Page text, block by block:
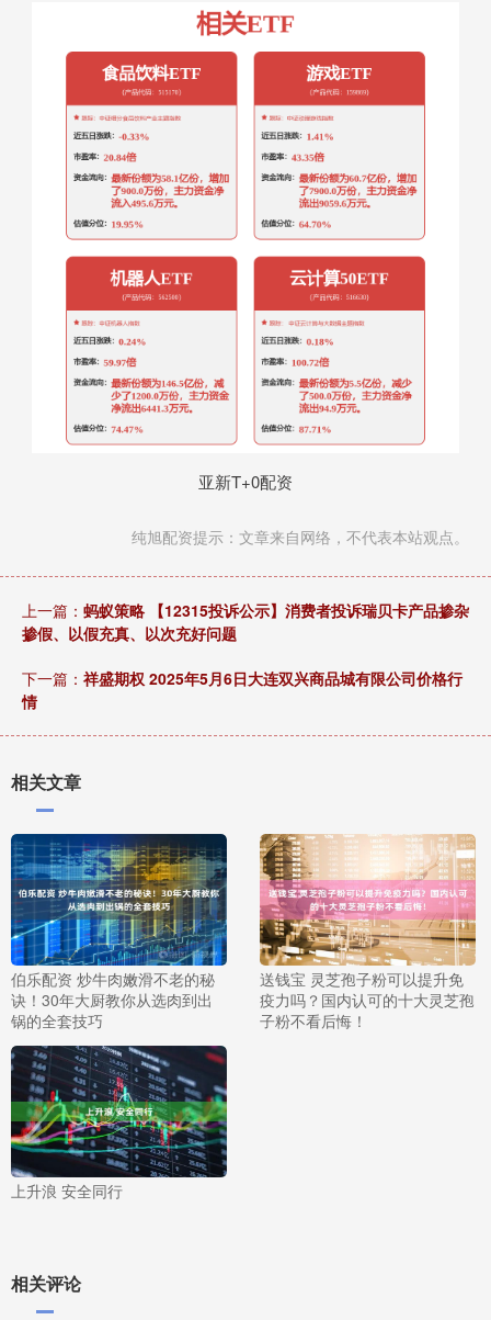
亚新T+0配资
纯旭配资提示：文章来自网络，不代表本站观点。
上一篇： 蚂蚁策略 【12315投诉公示】消费者投诉瑞贝卡产品掺杂
掺假、以假充真、以次充好问题
下一篇： 祥盛期权 2025年5月6日大连双兴商品城有限公司价格行
情
相关文章
伯乐配资 炒牛肉嫩滑不老的秘
诀！30年大厨教你从选肉到出
锅的全套技巧
送钱宝 灵芝孢子粉可以提升免
疫力吗？国内认可的十大灵芝孢
子粉不看后悔！
上升浪 安全同行
相关评论